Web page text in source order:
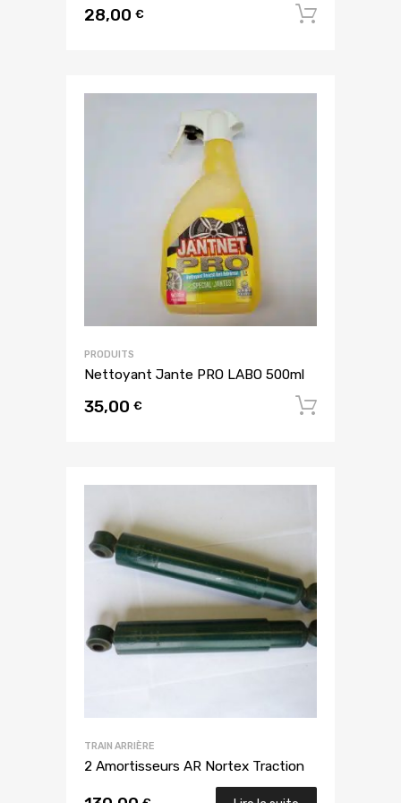
28,00 €
PRODUITS
Nettoyant Jante PRO LABO 500ml
35,00 €
TRAIN ARRIÈRE
2 Amortisseurs AR Nortex Traction